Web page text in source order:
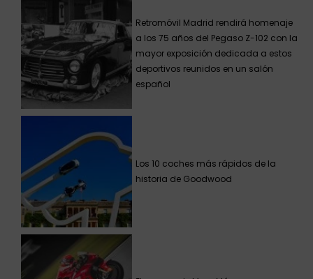
Retromóvil Madrid rendirá homenaje
a los 75 años del Pegaso Z-102 con la
mayor exposición dedicada a estos
deportivos reunidos en un salón
español
Los 10 coches más rápidos de la
historia de Goodwood